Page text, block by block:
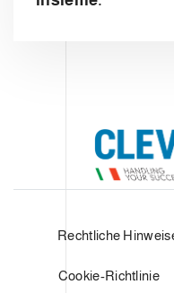
Rechtliche
Cookie-Richtlinie